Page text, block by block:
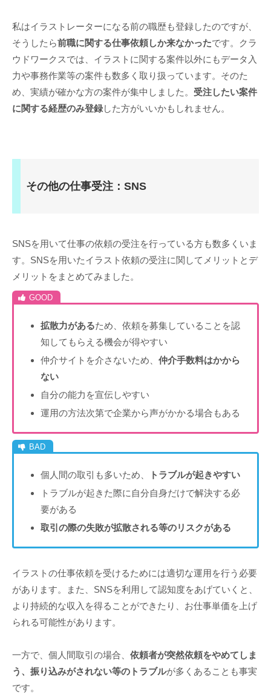
私はイラストレーターになる前の職歴も登録したのですが、
そうしたら前職に関する仕事依頼しか来なかったです。クラ
ウドワークスでは、イラストに関する案件以外にもデータ入
力や事務作業等の案件も数多く取り扱っています。そのた
め、実績が確かな方の案件が集中しました。 受注したい案件
に関する経歴のみ登録した方がいいかもしれません。
その他の仕事受注：SNS
SNSを用いて仕事の依頼の受注を行っている方も数多くいま
す。SNSを用いたイラスト依頼の受注に関してメリットとデ
メリットをまとめてみました。
拡散力があるため、依頼を募集していることを認
知してもらえる機会が得やすい
仲介サイトを介さないため、 仲介手数料はかから
ない
自分の能力を宣伝しやすい
運用の方法次第で企業から声がかかる場合もある
個人間の取引も多いため、
トラブルが起きやすい
トラブルが起きた際に自分自身だけで解決する必
要がある
取引の際の失敗が拡散される等のリスクがある
イラストの仕事依頼を受けるためには適切な運用を行う必要
があります。また、SNSを利用して認知度をあげていくと、
より持続的な収入を得ることができたり、お仕事単価を上げ
られる可能性があります。
一方で、個人間取引の場合、 依頼者が突然依頼をやめてしま
う、振り込みがされない等のトラブルが多くあることも事実
です。